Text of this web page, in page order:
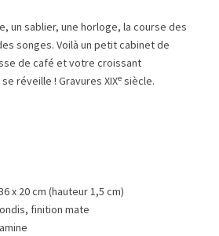
un sablier, une horloge, la course des
songes. Voilà un petit cabinet de
de café et votre croissant
réveille ! Gravures XIXe siècle.
x 20 cm (hauteur 1,5 cm)
finition mate